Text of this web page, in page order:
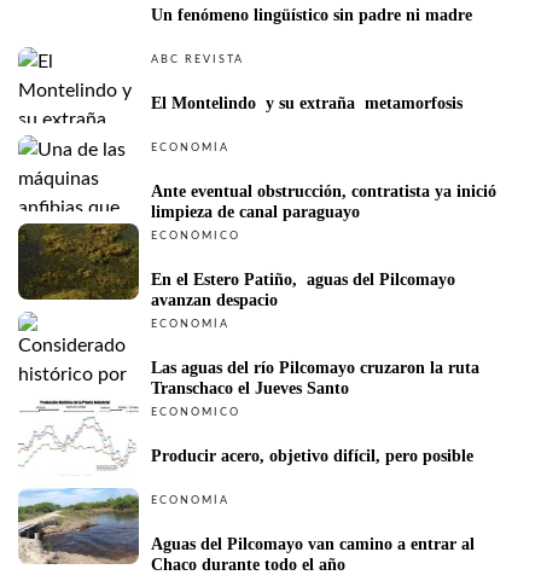
Un fenómeno lingüístico sin padre ni madre
ABC REVISTA
El Montelindo  y su extraña  metamorfosis
ECONOMÍA
Ante eventual obstrucción, contratista ya inició
limpieza de canal paraguayo
ECONÓMICO
En el Estero Patiño,  aguas del Pilcomayo
avanzan despacio
ECONOMÍA
Las aguas del río Pilcomayo cruzaron la ruta
Transchaco el Jueves Santo
ECONÓMICO
Producir acero, objetivo difícil, pero posible
ECONOMÍA
Aguas del Pilcomayo van camino a entrar al
Chaco durante todo el año